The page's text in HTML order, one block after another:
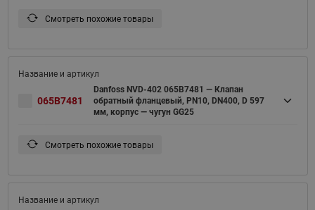
Смотреть похожие товары
065B7481
Danfoss NVD-402 065B7481 — Клапан
обратный фланцевый, PN10, DN400, D 597
мм, корпус — чугун GG25
Смотреть похожие товары